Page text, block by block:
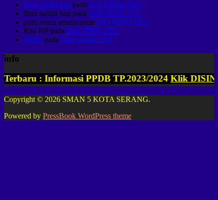
Ibnu sabilil haq pada Info PPDB 2022
Ibnu sabilil haq pada Info PPDB 2022
putri moza amelia pada Info PPDB 2022
Rini HPpada Info PPDB 2022
admin pada Info PPDB 2021
info
: Informasi PPDB TP.2023/2024Klik DISINI
Copyright © 2026 SMAN 5 KOTA SERANG.
Powered by PressBook WordPress theme